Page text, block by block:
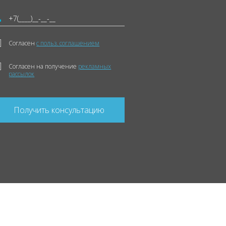
Согласенс польз. соглашением
Согласен на получение рекламных
рассылок
Получить консультацию